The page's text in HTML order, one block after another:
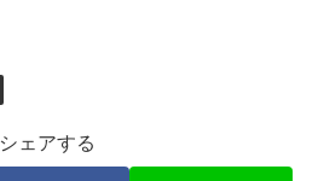
シェアする